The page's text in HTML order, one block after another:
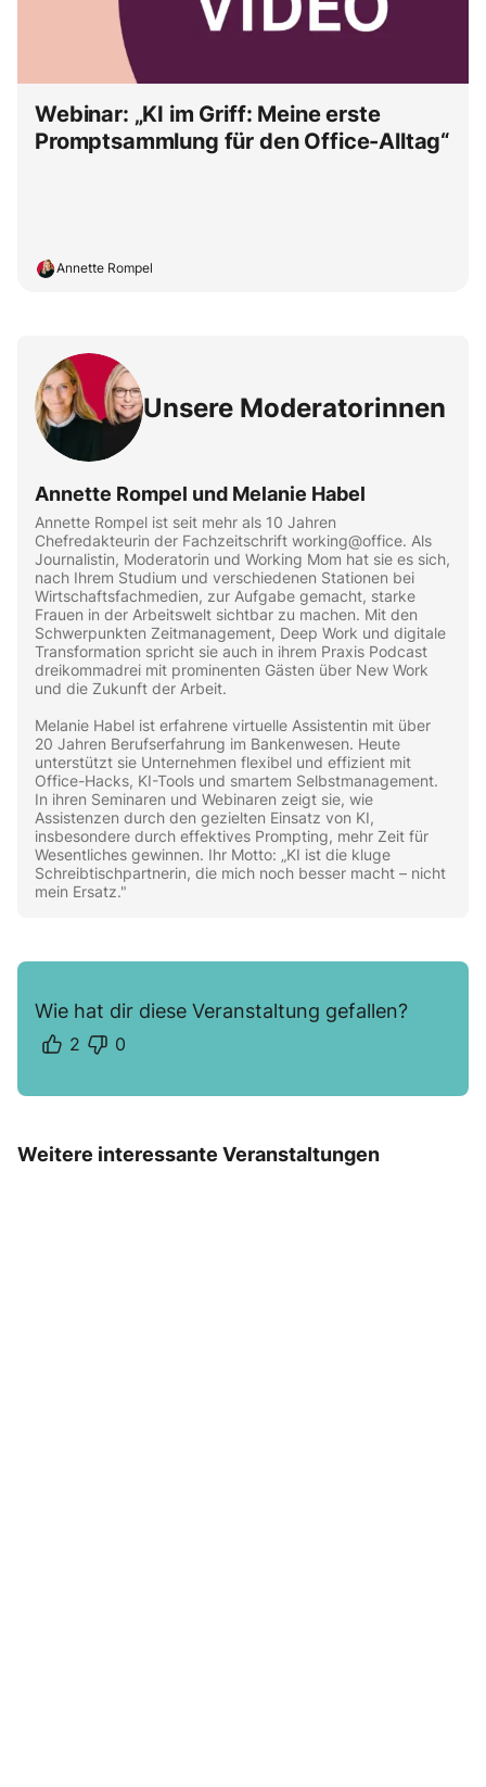
Webinar: „KI im Griff: Meine erste
Promptsammlung für den Office-Alltag“
Annette Rompel
Unsere Moderatorinnen
Annette Rompel und Melanie Habel
Annette Rompel ist seit mehr als 10 Jahren
Chefredakteurin der Fachzeitschrift working@office. Als
Journalistin, Moderatorin und Working Mom hat sie es sich,
nach Ihrem Studium und verschiedenen Stationen bei
Wirtschaftsfachmedien, zur Aufgabe gemacht, starke
Frauen in der Arbeitswelt sichtbar zu machen. Mit den
Schwerpunkten Zeitmanagement, Deep Work und digitale
Transformation spricht sie auch in ihrem Praxis Podcast
dreikommadrei mit prominenten Gästen über New Work
und die Zukunft der Arbeit.
Melanie Habel ist erfahrene virtuelle Assistentin mit über
20 Jahren Berufserfahrung im Bankenwesen. Heute
unterstützt sie Unternehmen flexibel und effizient mit
Office-Hacks, KI-Tools und smartem Selbstmanagement.
In ihren Seminaren und Webinaren zeigt sie, wie
Assistenzen durch den gezielten Einsatz von KI,
insbesondere durch effektives Prompting, mehr Zeit für
Wesentliches gewinnen. Ihr Motto: „KI ist die kluge
Schreibtischpartnerin, die mich noch besser macht – nicht
mein Ersatz."
Wie hat dir diese Veranstaltung gefallen?
2 0
Weitere interessante Veranstaltungen